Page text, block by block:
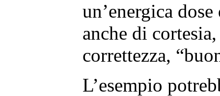
un’energica
anche di
correttezza,
L’esempio